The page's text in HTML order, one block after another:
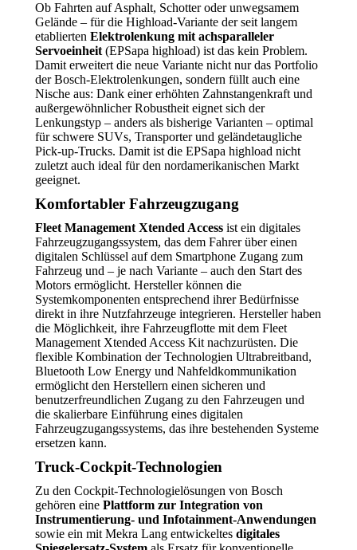
Ob Fahrten auf Asphalt, Schotter oder unwegsamem
Gelände – für die Highload-Variante der seit langem
etablierten Elektrolenkung mit achsparalleler
Servoeinheit (EPSapa highload) ist das kein Problem.
Damit erweitert die neue Variante nicht nur das Portfolio
der Bosch-Elektrolenkungen, sondern füllt auch eine
Nische aus: Dank einer erhöhten Zahnstangenkraft und
außergewöhnlicher Robustheit eignet sich der
Lenkungstyp – anders als bisherige Varianten – optimal
für schwere SUVs, Transporter und geländetaugliche
Pick-up-Trucks. Damit ist die EPSapa highload nicht
zuletzt auch ideal für den nordamerikanischen Markt
geeignet.
Komfortabler Fahrzeugzugang
Fleet Management Xtended Access ist ein digitales
Fahrzeugzugangssystem, das dem Fahrer über einen
digitalen Schlüssel auf dem Smartphone Zugang zum
Fahrzeug und – je nach Variante – auch den Start des
Motors ermöglicht. Hersteller können die
Systemkomponenten entsprechend ihrer Bedürfnisse
direkt in ihre Nutzfahrzeuge integrieren. Hersteller haben
die Möglichkeit, ihre Fahrzeugflotte mit dem Fleet
Management Xtended Access Kit nachzurüsten. Die
flexible Kombination der Technologien Ultrabreitband,
Bluetooth Low Energy und Nahfeldkommunikation
ermöglicht den Herstellern einen sicheren und
benutzerfreundlichen Zugang zu den Fahrzeugen und
die skalierbare Einführung eines digitalen
Fahrzeugzugangssystems, das ihre bestehenden Systeme
ersetzen kann.
Truck-Cockpit-Technologien
Zu den Cockpit-Technologielösungen von Bosch
gehören eine Plattform zur Integration von
Instrumentierung- und Infotainment-Anwendungen
sowie ein mit Mekra Lang entwickeltes digitales